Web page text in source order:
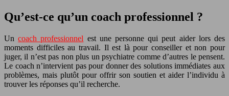
Qu’est-ce qu’un coach professionnel ?
Uncoach professionnel est une personne qui peut aider lors des
moments difficiles au travail. Il est là pour conseiller et non pour
juger, il n’est pas non plus un psychiatre comme d’autres le pensent.
Le coach n’intervient pas pour donner des solutions immédiates aux
problèmes, mais plutôt pour offrir son soutien et aider l’individu à
trouver les réponses qu’il recherche.